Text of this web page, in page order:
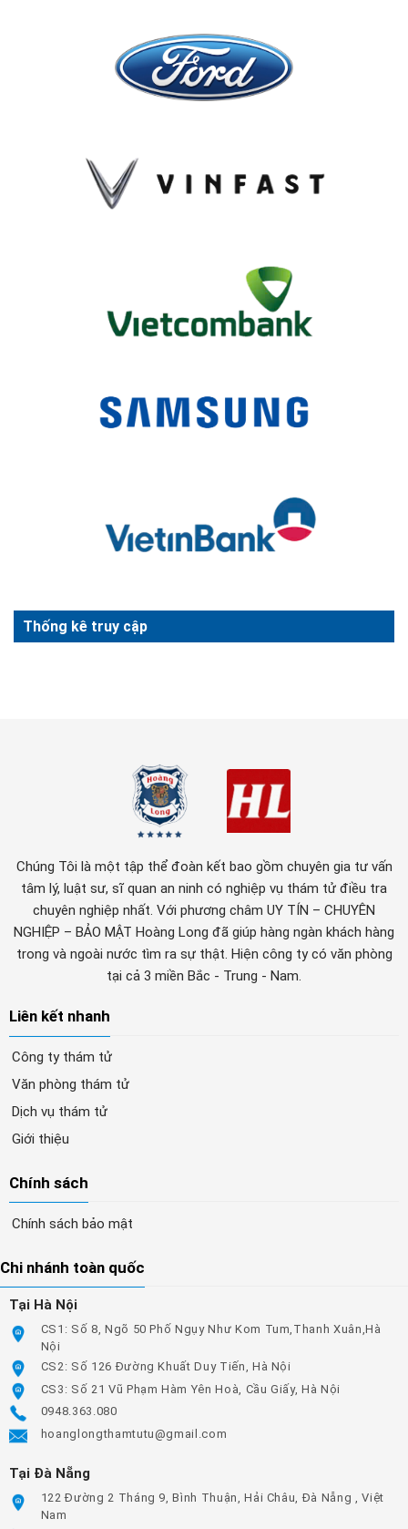
Thống kê truy cập
Chúng Tôi là một tập thể đoàn kết bao gồm chuyên gia tư vấn
tâm lý, luật sư, sĩ quan an ninh có nghiệp vụ thám tử điều tra
chuyên nghiệp nhất. Với phương châm UY TÍN – CHUYÊN
NGHIỆP – BẢO MẬT Hoàng Long đã giúp hàng ngàn khách hàng
trong và ngoài nước tìm ra sự thật. Hiện công ty có văn phòng
tại cả 3 miền Bắc - Trung - Nam.
Liên kết nhanh
Công ty thám tử
Văn phòng thám tử
Dịch vụ thám tử
Giới thiệu
Chính sách
Chính sách bảo mật
Chi nhánh toàn quốc
Tại Hà Nội
CS1: Số 8, Ngõ 50 Phố Ngụy Như Kom Tum,Thanh Xuân,Hà
Nội
CS2: Số 126 Đường Khuất Duy Tiến, Hà Nội
CS3: Số 21 Vũ Phạm Hàm Yên Hoà, Cầu Giấy, Hà Nội
0948.363.080
hoanglongthamtutu@gmail.com
Tại Đà Nẵng
122 Đường 2 Tháng 9, Bình Thuận, Hải Châu, Đà Nẵng , Việt
Nam